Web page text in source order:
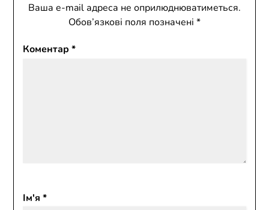
Ваша e-mail адреса не оприлюднюватиметься.
Обов’язкові поля позначені *
Коментар*
Ім'я*